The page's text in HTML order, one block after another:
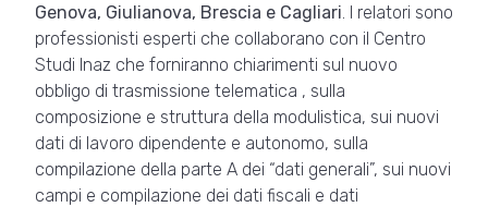
Genova, Giulianova, Brescia e Cagliari. I relatori sono
professionisti esperti che collaborano con il Centro
Studi Inaz che forniranno chiarimenti sul nuovo
obbligo di trasmissione telematica , sulla
composizione e struttura della modulistica, sui nuovi
dati di lavoro dipendente e autonomo, sulla
compilazione della parte A dei “dati generali”, sui nuovi
campi e compilazione dei dati fiscali e dati